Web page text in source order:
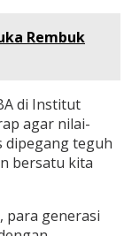
Rembuk
di Institut
agar nilai-
dipegang teguh
bersatu kita
para generasi